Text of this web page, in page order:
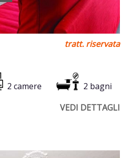
tratt. riservata
2 camere
2 bagni
VEDI DETTAGLI